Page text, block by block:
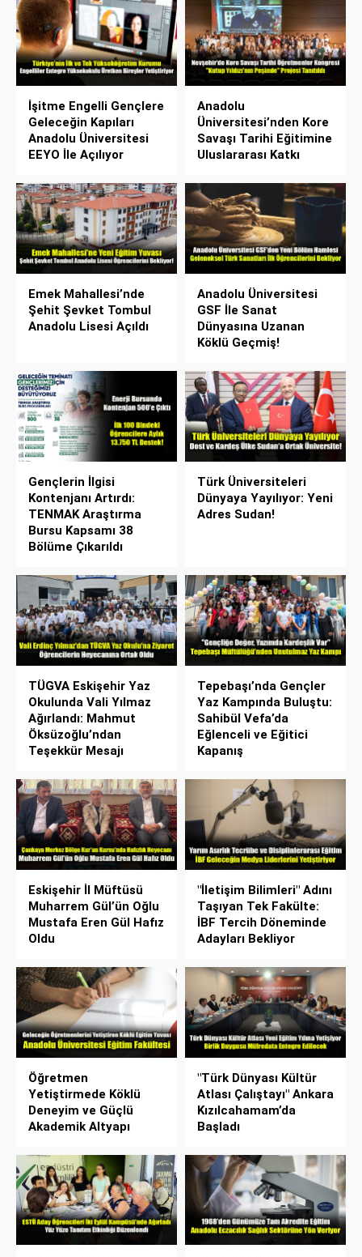
İşitme Engelli Gençlere
Geleceğin Kapıları
Anadolu Üniversitesi
EEYO İle Açılıyor
Anadolu
Üniversitesi’nden Kore
Savaşı Tarihi Eğitimine
Uluslararası Katkı
Emek Mahallesi’nde
Şehit Şevket Tombul
Anadolu Lisesi Açıldı
Anadolu Üniversitesi
GSF İle Sanat
Dünyasına Uzanan
Köklü Geçmiş!
Gençlerin İlgisi
Kontenjanı Artırdı:
TENMAK Araştırma
Bursu Kapsamı 38
Bölüme Çıkarıldı
Türk Üniversiteleri
Dünyaya Yayılıyor: Yeni
Adres Sudan!
TÜGVA Eskişehir Yaz
Okulunda Vali Yılmaz
Ağırlandı: Mahmut
Öksüzoğlu’ndan
Teşekkür Mesajı
Tepebaşı’nda Gençler
Yaz Kampında Buluştu:
Sahibül Vefa’da
Eğlenceli ve Eğitici
Kapanış
Eskişehir İl Müftüsü
Muharrem Gül’ün Oğlu
Mustafa Eren Gül Hafız
Oldu
"İletişim Bilimleri" Adını
Taşıyan Tek Fakülte:
İBF Tercih Döneminde
Adayları Bekliyor
Öğretmen
Yetiştirmede Köklü
Deneyim ve Güçlü
Akademik Altyapı
"Türk Dünyası Kültür
Atlası Çalıştayı" Ankara
Kızılcahamam’da
Başladı